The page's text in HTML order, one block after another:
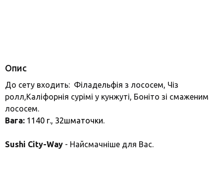
Опис
До сету входить: Філадельфія з лососем, Чіз
ролл,Каліфорнія сурімі у кунжуті, Боніто зі смаженим
лососем.
Вага: 1140 г., 32шматочки.
Sushi City-Way - Найсмачніше для Вас.